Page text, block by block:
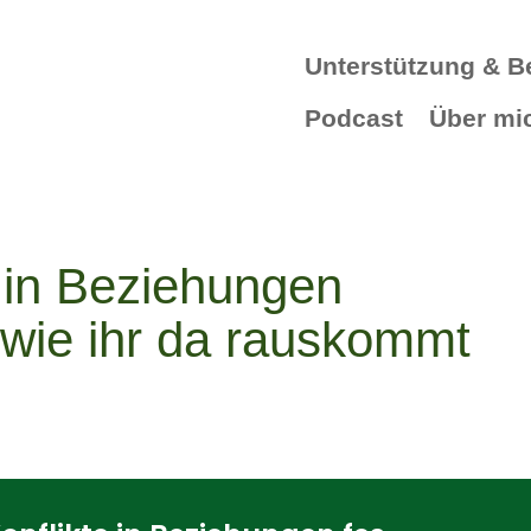
Unterstützung &
Podcast
Über
Beziehungen
ihr da rauskommt